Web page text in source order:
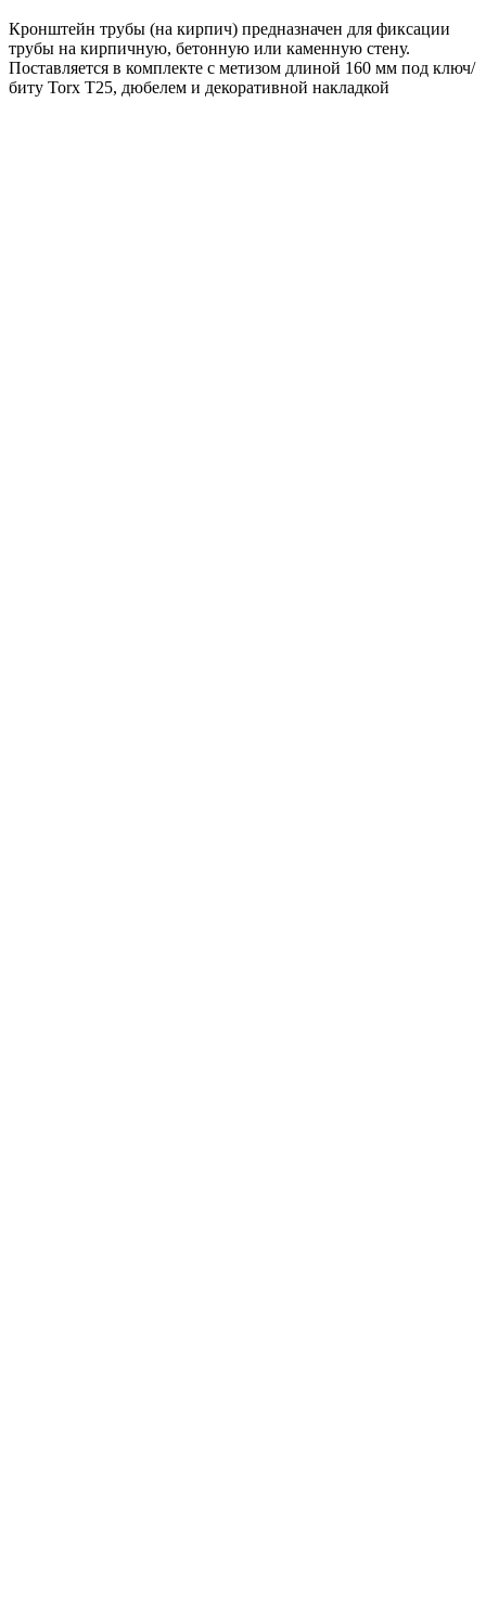
мм
RAL
8017
шоколад
Кронштейн трубы (на кирпич) предназначен для фиксации
трубы на кирпичную, бетонную или каменную стену.
Поставляется в комплекте с метизом длиной 160 мм под ключ/
биту Torx T25, дюбелем и декоративной накладкой